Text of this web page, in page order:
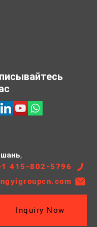
Inquiry Now
415-802-5796